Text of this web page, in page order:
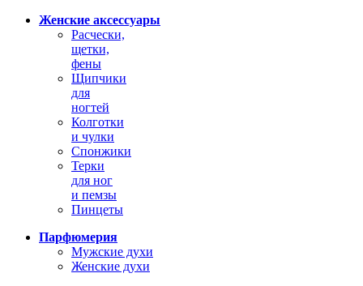
Женские аксессуары
Расчески,
щетки,
фены
Щипчики
для
ногтей
Колготки
и чулки
Спонжики
Терки
для ног
и пемзы
Пинцеты
Парфюмерия
Мужские духи
Женские духи